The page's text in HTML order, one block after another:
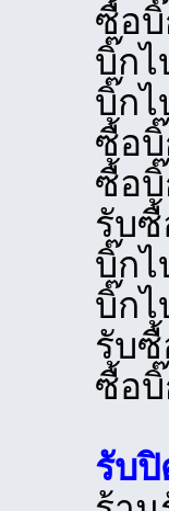
ซื้อ
บิ๊ก
บิ๊ก
ซื้อ
ซื้อ
รับ
บิ๊ก
บิ๊ก
รับ
ซื้อ
รับ